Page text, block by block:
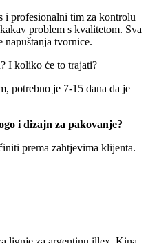
i profesionalni tim za kontrolu
problem s kvalitetom. Sva
napuštanja tvornice.
I koliko će to trajati?
potrebno je 7-15 dana da je
i dizajn za pakovanje?
prema zahtjevima klijenta.